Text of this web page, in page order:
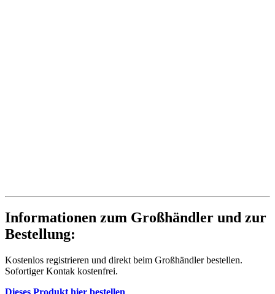
Informationen zum Großhändler und zur
Bestellung:
Kostenlos registrieren und direkt beim Großhändler bestellen.
Sofortiger Kontak kostenfrei.
Dieses Produkt hier bestellen